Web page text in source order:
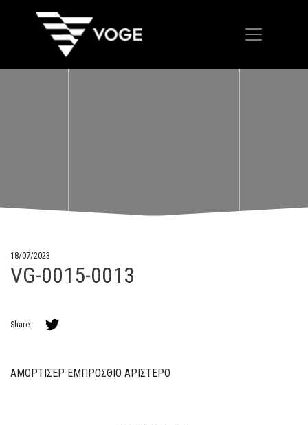
18/07/2023
VG-0015-0013
Share:
ΑΜΟΡΤΙΣΕΡ ΕΜΠΡΟΣΘΙΟ ΑΡΙΣΤΕΡΟ